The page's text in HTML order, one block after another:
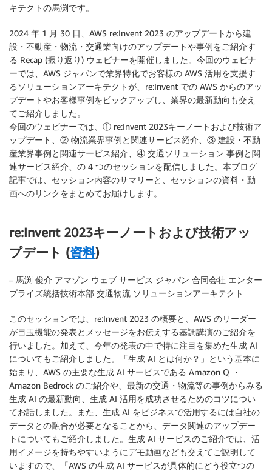
キテクトの馬渕です。
2024 年 1 月 30 日、AWS re:Invent 2023 のアップデートから建
設・不動産・物流・交通業向けのアップデートや事例をご紹介す
る Recap (振り返り) ウェビナーを開催しました。今回のウェビナ
ーでは、AWS ジャパンで業界特化でお客様の AWS 活用を支援す
るソリューションアーキテクトが、re:Invent での AWS からのアッ
プデートやお客様事例をピックアップし、業界の最新動向も交え
てご紹介しました。
今回のウェビナーでは、① re:Invent 2023キーノートおよび技術ア
ップデート、② 物流業界事例と関連サービス紹介、③ 建設・不動
産業界事例と関連サービス紹介、④ 交通ソリューション 事例と関
連サービス紹介、の 4 つのセッションを配信しました。本ブログ
記事では、セッション内容のサマリーと、セッションの資料・動
画へのリンクをまとめてお届けします。
re:Invent 2023キーノートおよび技術アッ
プデート (資料)
– 馬渕 俊介 アマゾン ウェブ サービス ジャパン 合同会社 エンター
プライズ統括技術本部 交通物流 ソリューションアーキテクト
このセッションでは、re:Invent 2023 の概要と、AWS のリーダー
が目玉機能の発表とメッセージをお伝えする基調講演のご紹介を
行いました。加えて、今年の発表の中で特に注目を集めた生成 AI
についてもご紹介しました。「生成 AI とは何か？」という基本に
始まり、AWS の主要な生成 AI サービスである Amazon Q ・
Amazon Bedrock のご紹介や、最新の交通・物流等の事例からみる
生成 AI の最新動向、生成 AI 活用を成功させるためのコツについ
てお話しました。また、生成 AI をビジネスで活用するには自社の
データとの融合が必要となることから、データ関連のアップデー
トについてもご紹介しました。生成 AI サービスのご紹介では、活
用イメージを持ちやすいようにデモ動画なども交えてご説明して
いますので、「AWS の生成 AI サービスが具体的にどう役立つの